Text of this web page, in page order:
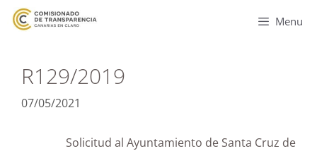
Menu
R129/2019
07/05/2021
Solicitud al Ayuntamiento de Santa Cruz de